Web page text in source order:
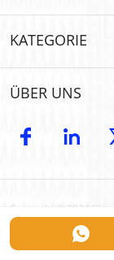
HEIM
PRODUKTE
OEM- und ODM-
GROSSHANDEL
UM
KATEGORIE
Maßgeschneidert
Erste Hilfe für Haustiere
ÜBER UNS
Einführung
Zertifikat
Copyright © 2024
| Anbieter individuell